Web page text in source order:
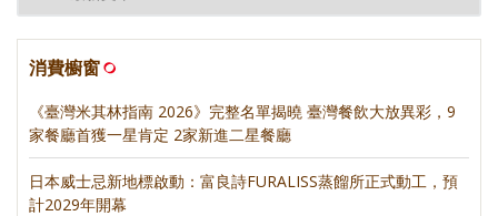
消費櫥窗
《臺灣米其林指南 2026》完整名單揭曉 臺灣餐飲大放異彩，9
家餐廳首獲一星肯定 2家新進二星餐廳
日本威士忌新地標啟動：富良詩FURALISS蒸餾所正式動工，預
計2029年開幕